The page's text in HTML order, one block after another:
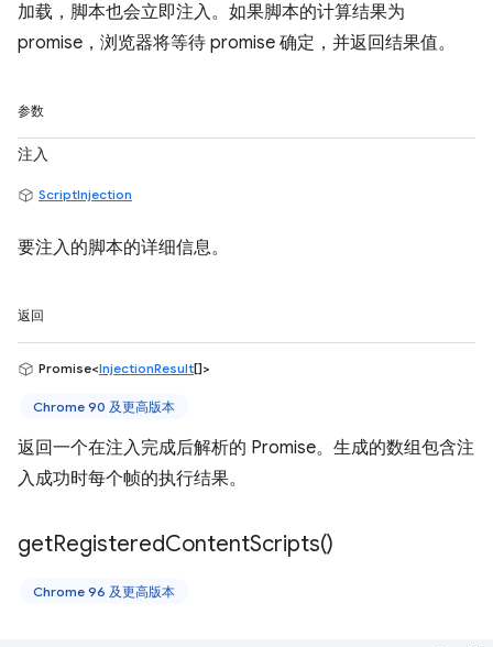
加载，脚本也会立即注入。如果脚本的计算结果为
promise，浏览器将等待 promise 确定，并返回结果值。
参数
注入
ScriptInjection
要注入的脚本的详细信息。
返回
Promise<InjectionResult[]>
Chrome 90 及更高版本
返回一个在注入完成后解析的 Promise。生成的数组包含注
入成功时每个帧的执行结果。
getRegisteredContentScripts()
Chrome 96 及更高版本